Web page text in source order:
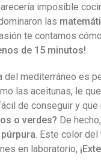
imposible
las
te contamos
de 15 minutos!
del mediterráneo es
las aceitunas, le
de conseguir y
o verdes? De
. Este color del
en laboratorio,